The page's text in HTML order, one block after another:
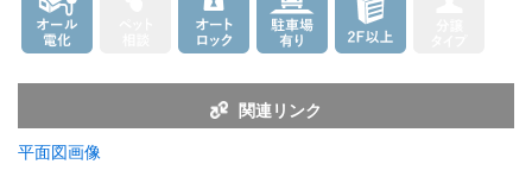
関連リンク
平面図画像